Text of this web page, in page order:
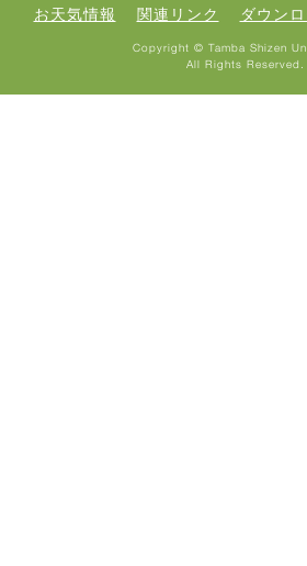
お天気情報
関連リンク ダウン
Copyright © Tamba Shizen
All Rights Reserved.